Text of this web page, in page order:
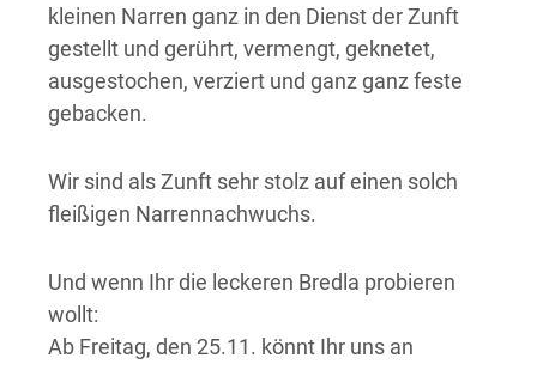
kleinen Narren ganz in den Dienst der Zunft
gestellt und gerührt, vermengt, geknetet,
ausgestochen, verziert und ganz ganz feste
gebacken.
Wir sind als Zunft sehr stolz auf einen solch
fleißigen Narrennachwuchs.
Und wenn Ihr die leckeren Bredla probieren
wollt:
Ab Freitag, den 25.11. könnt Ihr uns an